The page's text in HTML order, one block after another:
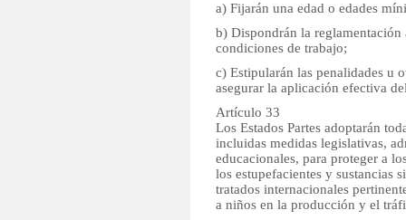
a) Fijarán una edad o edades
b) Dispondrán la
condiciones de trabajo;
c) Estipularán las penalidades u
asegurar la aplicación efectiva
Artículo 33
Los Estados Partes adoptarán
incluidas medidas legislativas,
educacionales, para proteger a
los estupefacientes y sustancias
tratados internacionales
a niños en la producción y el